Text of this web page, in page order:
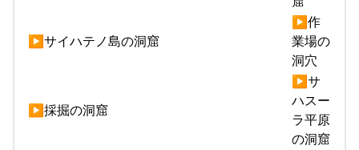
▶サイハテノ島の洞窟
▶作
業場の
洞穴
▶採掘の洞窟
▶サ
ハスー
ラ平原
の洞窟